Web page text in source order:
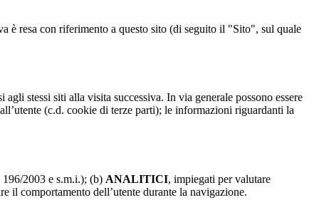
è resa con riferimento a questo sito (di seguito il "Sito", sul quale
stessi siti alla visita successiva. In via generale possono essere
(c.d. cookie di terze parti); le informazioni riguardanti la
2003 e s.m.i.); (b) ANALITICI, impiegati per valutare
il comportamento dell’utente durante la navigazione.